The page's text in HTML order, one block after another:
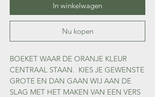
In winkelwagen
Nu kopen
BOEKET WAAR DE ORANJE KLEUR
CENTRAAL STAAN. KIES JE GEWENSTE
GROTE EN DAN GAAN WIJ AAN DE
SLAG MET HET MAKEN VAN EEN VERS